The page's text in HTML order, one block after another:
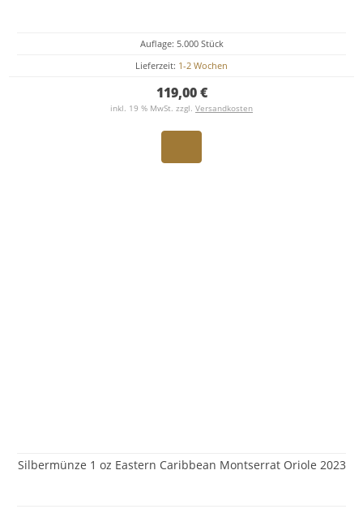
Auflage: 5.000 Stück
Lieferzeit: 1-2 Wochen
119,00 €
inkl. 19 % MwSt. zzgl. Versandkosten
Silbermünze 1 oz Eastern Caribbean Montserrat Oriole 2023